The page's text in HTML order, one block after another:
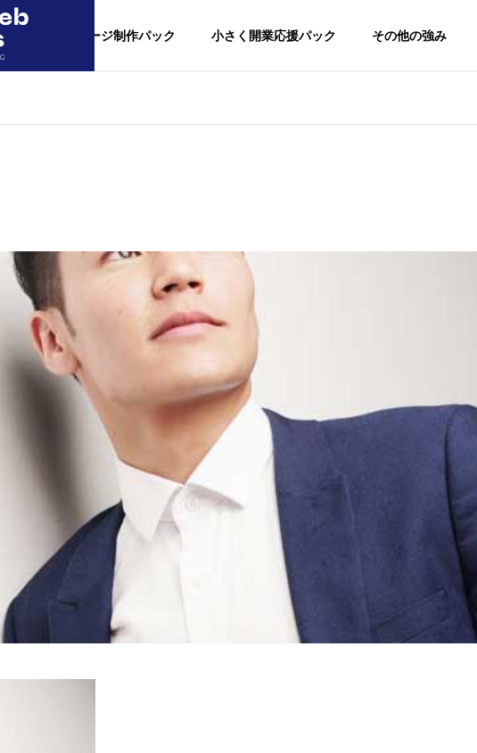
合理的ホームぺージ制作パック 小さく開業応援パック その他の強み
比較/相場
よかった。と言ってもらえるように。
ホームぺージ制作